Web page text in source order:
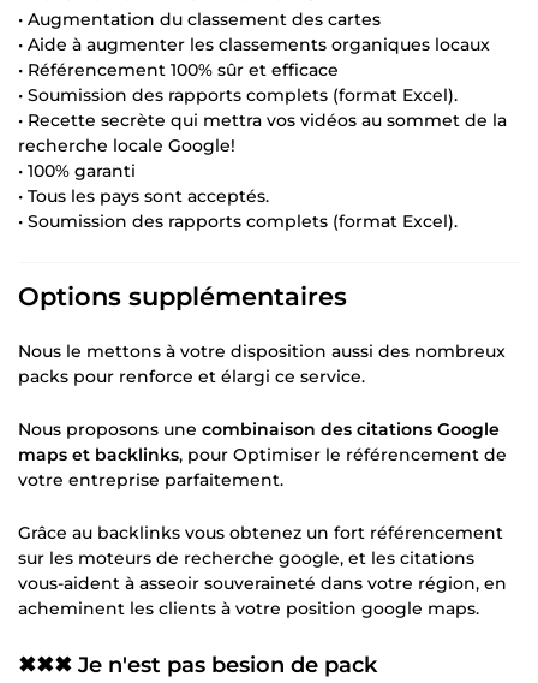
• Augmentation du classement des cartes
• Aide à augmenter les classements organiques locaux
• Référencement 100% sûr et efficace
• Soumission des rapports complets (format Excel).
• Recette secrète qui mettra vos vidéos au sommet de la
recherche locale Google!
• 100% garanti
• Tous les pays sont acceptés.
• Soumission des rapports complets (format Excel).
Options supplémentaires
Nous le mettons à votre disposition aussi des nombreux
packs pour renforce et élargi ce service.
Nous proposons une combinaison des citations Google
maps et backlinks, pour Optimiser le référencement de
votre entreprise parfaitement.
Grâce au backlinks vous obtenez un fort référencement
sur les moteurs de recherche google, et les citations
vous-aident à asseoir souveraineté dans votre région, en
acheminent les clients à votre position google maps.
✖✖✖ Je n'est pas besion de pack